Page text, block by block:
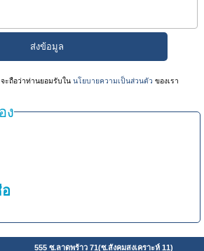
ะถือว่าท่านยอมรับในนโยบายความเป็นส่วนตัว ของเรา
ง
555 ซ.ลาดพร้าว 71(ซ.สังคมสงเคราะห์ 11)